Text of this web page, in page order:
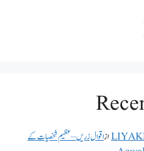
ازاقوال زریں – عظیم شخصیات کے